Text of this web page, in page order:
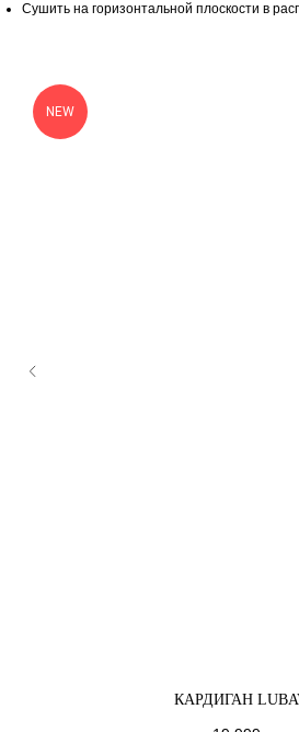
Сушить на горизонтальной плоскости в
NEW
КАРДИГАН